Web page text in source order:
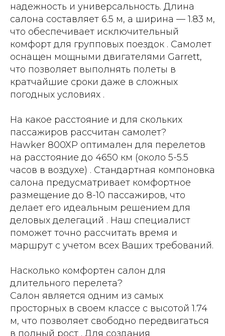
надежность и универсальность. Длина
салона составляет 6.5 м, а ширина — 1.83 м,
что обеспечивает исключительный
комфорт для групповых поездок . Самолет
оснащен мощными двигателями Garrett,
что позволяет выполнять полеты в
кратчайшие сроки даже в сложных
погодных условиях .
На какое расстояние и для скольких
пассажиров рассчитан самолет?
Hawker 800XP оптимален для перелетов
на расстояние до 4650 км (около 5-5.5
часов в воздухе) . Стандартная компоновка
салона предусматривает комфортное
размещение до 8-10 пассажиров, что
делает его идеальным решением для
деловых делегаций . Наш специалист
поможет точно рассчитать время и
маршрут с учетом всех Ваших требований.
Насколько комфортен салон для
длительного перелета?
Салон является одним из самых
просторных в своем классе с высотой 1.74
м, что позволяет свободно передвигаться
в полный рост . Для создания